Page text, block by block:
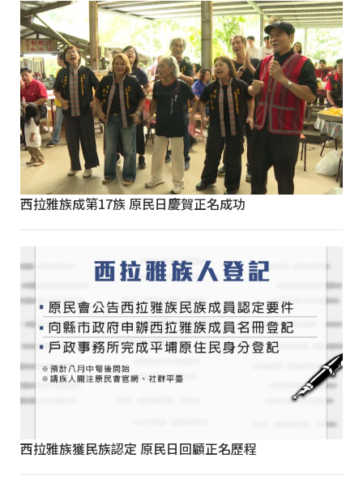
西拉雅族成第17族 原民日慶賀正名成功
西拉雅族獲民族認定 原民日回顧正名歷程